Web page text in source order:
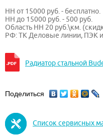
НН от 15000 руб. - бесплатно.
НН до 15000 руб. - 500 руб.
Область НН 20 руб.\км.
РФ: ТК Деловые линии, ПЭК и
Радиатор стальной
Поделиться
Список сервисных